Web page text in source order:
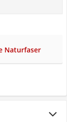
Naturfaser